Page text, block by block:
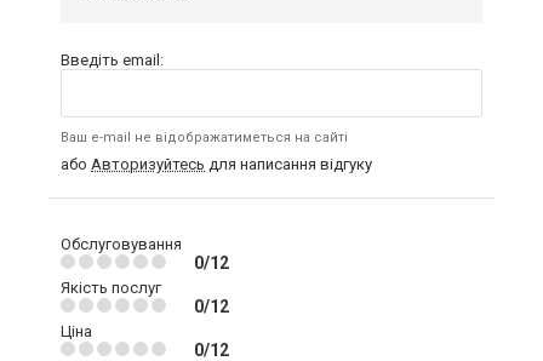
Введіть email:
Ваш e-mail не відображатиметься на сайті
або Авторизуйтесь для написання відгуку
Обслуговування
0/12
Якість послуг
0/12
Ціна
0/12